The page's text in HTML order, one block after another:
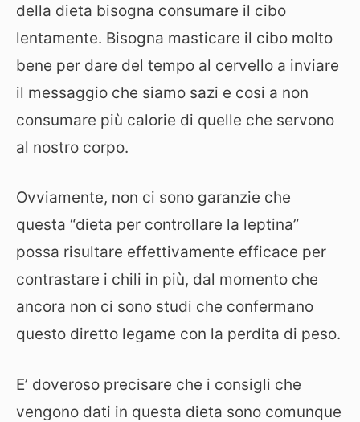
della dieta bisogna consumare il cibo
lentamente. Bisogna masticare il cibo molto
bene per dare del tempo al cervello a inviare
il messaggio che siamo sazi e cosi a non
consumare più calorie di quelle che servono
al nostro corpo.
Ovviamente, non ci sono garanzie che
questa “dieta per controllare la leptina”
possa risultare effettivamente efficace per
contrastare i chili in più, dal momento che
ancora non ci sono studi che confermano
questo diretto legame con la perdita di peso.
E’ doveroso precisare che i consigli che
vengono dati in questa dieta sono comunque